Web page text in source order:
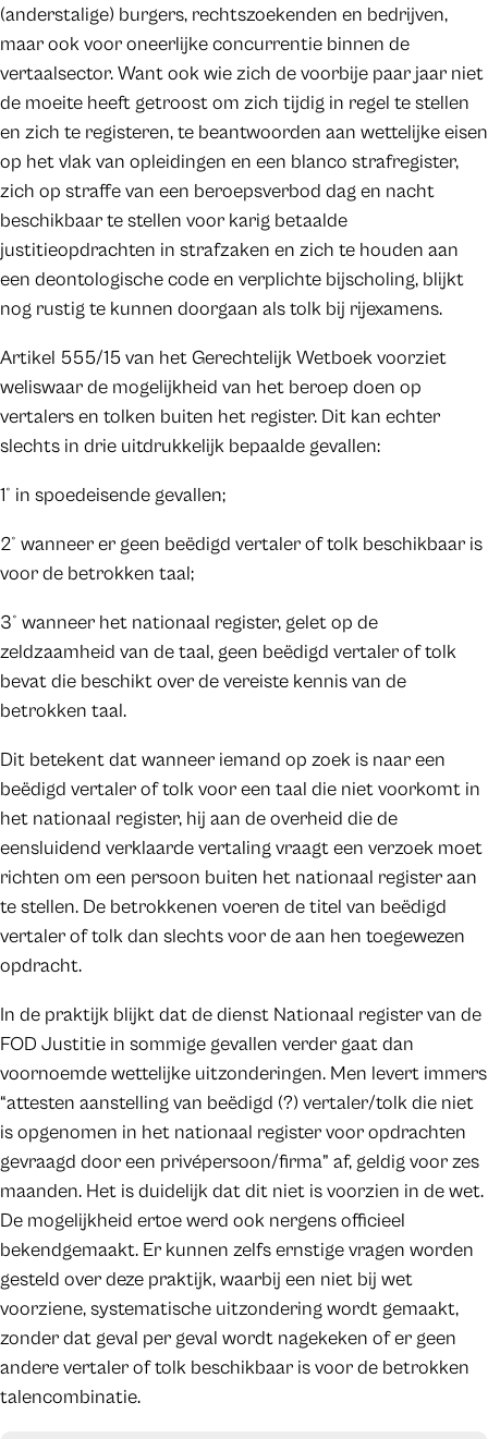
(anderstalige) burgers, rechtszoekenden en bedrijven,
maar ook voor oneerlijke concurrentie binnen de
vertaalsector. Want ook wie zich de voorbije paar jaar niet
de moeite heeft getroost om zich tijdig in regel te stellen
en zich te registeren, te beantwoorden aan wettelijke eisen
op het vlak van opleidingen en een blanco strafregister,
zich op straffe van een beroepsverbod dag en nacht
beschikbaar te stellen voor karig betaalde
justitieopdrachten in strafzaken en zich te houden aan
een deontologische code en verplichte bijscholing, blijkt
nog rustig te kunnen doorgaan als tolk bij rijexamens.
Artikel 555/15 van het Gerechtelijk Wetboek voorziet
weliswaar de mogelijkheid van het beroep doen op
vertalers en tolken buiten het register. Dit kan echter
slechts in drie uitdrukkelijk bepaalde gevallen:
1° in spoedeisende gevallen;
2° wanneer er geen beëdigd vertaler of tolk beschikbaar is
voor de betrokken taal;
3° wanneer het nationaal register, gelet op de
zeldzaamheid van de taal, geen beëdigd vertaler of tolk
bevat die beschikt over de vereiste kennis van de
betrokken taal.
Dit betekent dat wanneer iemand op zoek is naar een
beëdigd vertaler of tolk voor een taal die niet voorkomt in
het nationaal register, hij aan de overheid die de
eensluidend verklaarde vertaling vraagt een verzoek moet
richten om een persoon buiten het nationaal register aan
te stellen. De betrokkenen voeren de titel van beëdigd
vertaler of tolk dan slechts voor de aan hen toegewezen
opdracht.
In de praktijk blijkt dat de dienst Nationaal register van de
FOD Justitie in sommige gevallen verder gaat dan
voornoemde wettelijke uitzonderingen. Men levert immers
“attesten aanstelling van beëdigd (?) vertaler/tolk die niet
is opgenomen in het nationaal register voor opdrachten
gevraagd door een privépersoon/firma” af, geldig voor zes
maanden. Het is duidelijk dat dit niet is voorzien in de wet.
De mogelijkheid ertoe werd ook nergens officieel
bekendgemaakt. Er kunnen zelfs ernstige vragen worden
gesteld over deze praktijk, waarbij een niet bij wet
voorziene, systematische uitzondering wordt gemaakt,
zonder dat geval per geval wordt nagekeken of er geen
andere vertaler of tolk beschikbaar is voor de betrokken
talencombinatie.